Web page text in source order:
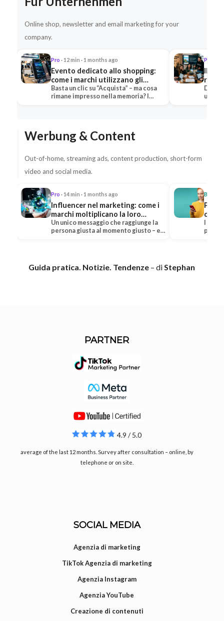
Online shop, newsletter and email marketing for your
company.
Pro · 12 min · 1 months ago
Evento dedicato allo shopping:
come i marchi utilizzano gli
eventi per creare esperienze di
acquisto e generare fatturato
Basta un clic su “Acquista” – ma cosa
rimane impresso nella memoria? I
Pro
Il
ruoli,
Dietro
un
Werbung & Content
Out-of-home, streaming ads, content production, short-form
video and social media.
Pro · 14 min · 1 months ago
Influencer nel marketing: come i
marchi moltiplicano la loro
portata grazie agli influencer
Un unico messaggio che raggiunge la
persona giusta al momento giusto – e
Più
cosa
Guida pratica. Notizie. Tendenze – di Stephan
PARTNER
4.9 / 5.0
average of the last 12 months. Survey after consultation – online, by
telephone or on site.
SOCIAL MEDIA
Agenzia di marketing
TikTok Agenzia di marketing
Agenzia Instagram
Agenzia YouTube
Creazione di contenuti